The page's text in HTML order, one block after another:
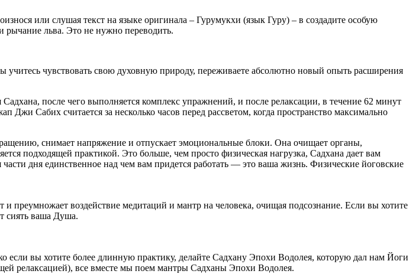
или слушая текст на языке оригинала – Гурумукхи (язык Гуру) – в создадите особую
льва. Это не нужно переводить.
чувствовать свою духовную природу, переживаете абсолютно новый опыть расширения
после чего выполняется комплекс упражнений, и после релаксации, в течение 62 минут
Сабих считается за несколько часов перед рассветом, когда пространство максимально
снимает напряжение и отпускает эмоциональные блоки. Она очищает органы,
подходящей практикой. Это больше, чем просто физическая нагрузка, Садхана дает вам
дня единственное над чем вам придется работать — это ваша жизнь. Физические йоговские
и преумножает воздействие медитаций и мантр на человека, очищая подсознание. Если вы хотите
сиять ваша Душа.
вы хотите более длинную практику, делайте Садхану Эпохи Водолея, которую дал нам Йоги
релаксацией), все вместе мы поем мантры Садханы Эпохи Водолея.